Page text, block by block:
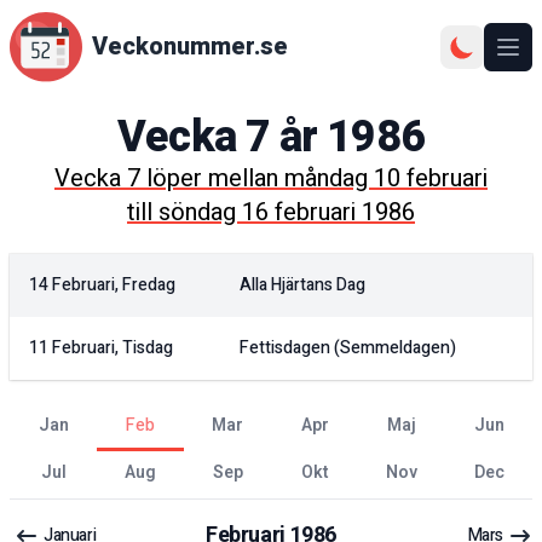
Veckonummer.se
Vecka7år 1986
Vecka7löper mellanmåndag 10 februari
tillsöndag 16 februari 1986
14 Februari, Fredag Alla Hjärtans Dag
11 Februari, Tisdag Fettisdagen (semmeldagen)
jan feb mar apr maj
jun
jul
aug sep okt nov dec
Januari Mars